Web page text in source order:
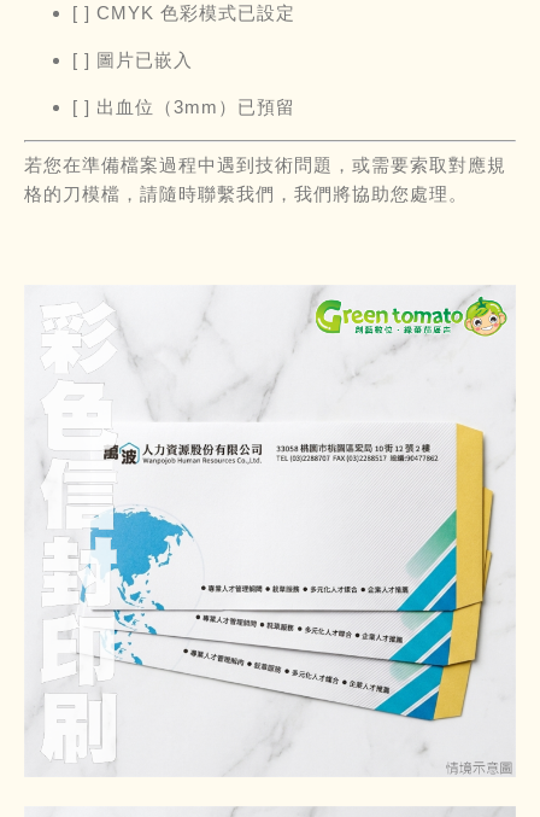
[ ] CMYK 色彩模式已設定
[ ] 圖片已嵌入
[ ] 出血位（3mm）已預留
若您在準備檔案過程中遇到技術問題，或需要索取對應規
格的刀模檔，請隨時聯繫我們，我們將協助您處理。